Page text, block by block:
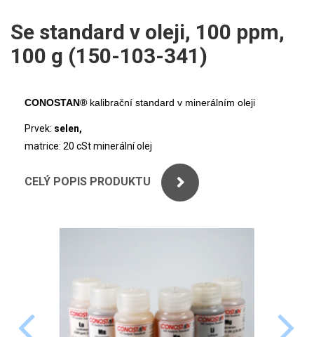
PERKINELMER
SHIMADZU
ANALYTIK JENA
PERKINELMER
UV-VIS FLUO
Příprava vzorků
MS/SPM
Se standard v oleji, 100 ppm,
100 g (150-103-341)
CONOSTAN® kalibrační standard v minerálním oleji
Prvek: selen,
matrice: 20 cSt minerální olej
CELÝ POPIS PRODUKTU